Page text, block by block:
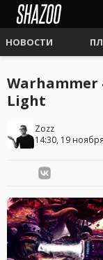
НОВОСТИ
Warhammer
Light
Zozz
14:30, 19